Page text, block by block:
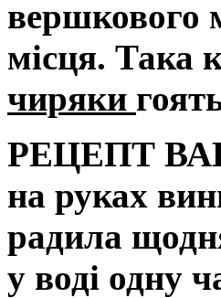
вершкового
місця. Така
чиряки
РЕЦЕПТ
на руках
радила
у воді одну